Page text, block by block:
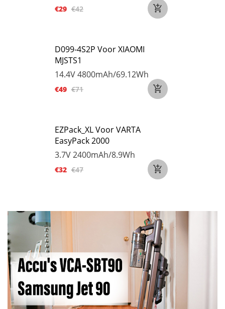
€29 €42
D099-4S2P Voor XIAOMI
MJSTS1
14.4V4800mAh/69.12Wh
€49 €71
EZPack_XL Voor VARTA
EasyPack 2000
3.7V2400mAh/8.9Wh
€32 €47